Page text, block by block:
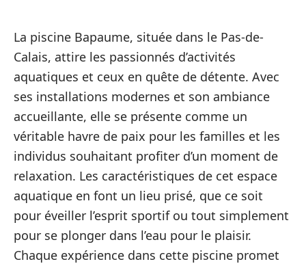
La piscine Bapaume, située dans le Pas-de-
Calais, attire les passionnés d’activités
aquatiques et ceux en quête de détente. Avec
ses installations modernes et son ambiance
accueillante, elle se présente comme un
véritable havre de paix pour les familles et les
individus souhaitant profiter d’un moment de
relaxation. Les caractéristiques de cet espace
aquatique en font un lieu prisé, que ce soit
pour éveiller l’esprit sportif ou tout simplement
pour se plonger dans l’eau pour le plaisir.
Chaque expérience dans cette piscine promet